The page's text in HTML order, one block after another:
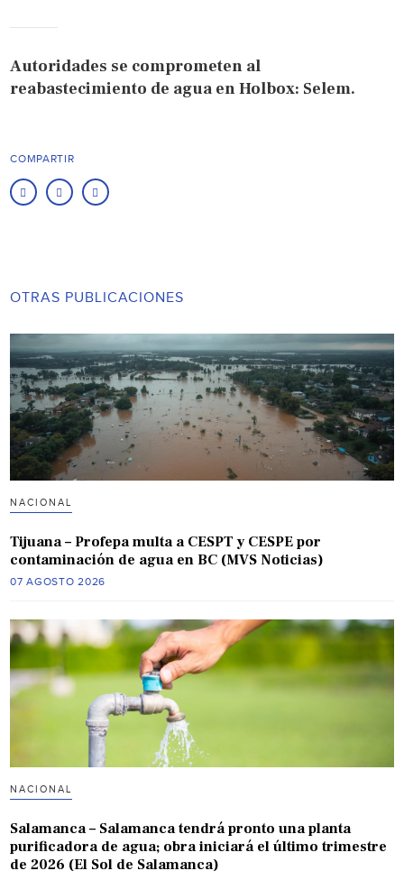
Autoridades se comprometen al
reabastecimiento de agua en Holbox: Selem.
COMPARTIR
OTRAS PUBLICACIONES
NACIONAL
Tijuana – Profepa multa a CESPT y CESPE por
contaminación de agua en BC (MVS Noticias)
07 AGOSTO 2026
NACIONAL
Salamanca – Salamanca tendrá pronto una planta
purificadora de agua; obra iniciará el último trimestre
de 2026 (El Sol de Salamanca)